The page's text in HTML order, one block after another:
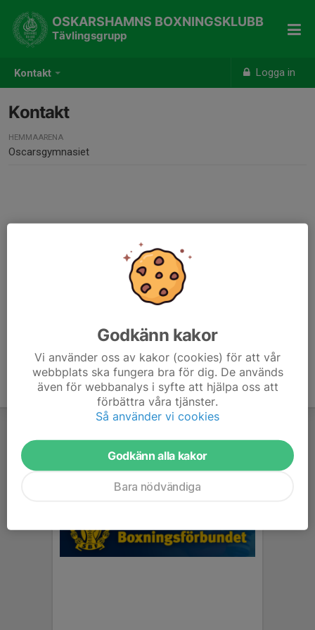
Kontakt Logga in
OSKARSHAMNS BOXNINGSKLUBB
Tävlingsgrupp
Kontakt
HEMMAARENA
Oscarsgymnasiet
Godkänn kakor
Vi använder oss av kakor (cookies) för att vår
webbplats ska fungera bra för dig. De används
även för webbanalys i syfte att hjälpa oss att
förbättra våra tjänster.
Så använder vi cookies
Godkänn alla kakor
Bara nödvändiga